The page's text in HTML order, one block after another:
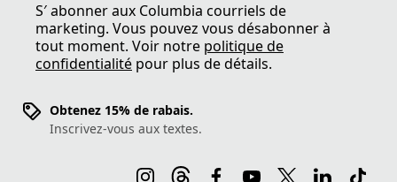
S′ abonner aux Columbia courriels de
marketing. Vous pouvez vous désabonner à
tout moment. Voir notre politique de
confidentialité pour plus de détails.
Obtenez 15% de rabais.
Inscrivez-vous aux textes.